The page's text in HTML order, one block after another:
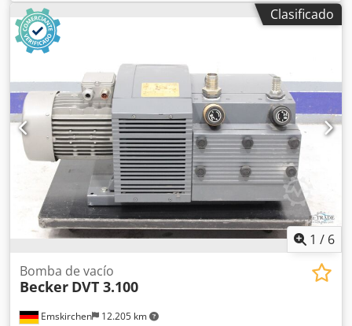
B676219 Frecuencia: 50 Hz Velocidad: 2900 rpm Potencia
requerida: 3 kW Caudal de entrada: 130 m³/h Vacío
máximo: 195 m/bar Inspección en vídeo en línea mediante
Skype Nos encantaría recibir su visita; tenemos más
máquinas en stock. Dodpeiwu Epjfx Agyock Disponible de
inmediato. Se puede inspeccionar. En stock en Emskirchen
/ Núremberg. Se puede probar.
Clasificado
1 / 6
Emskirchen 12.205 km
Bomba de vacío
Becker DVT 3.100